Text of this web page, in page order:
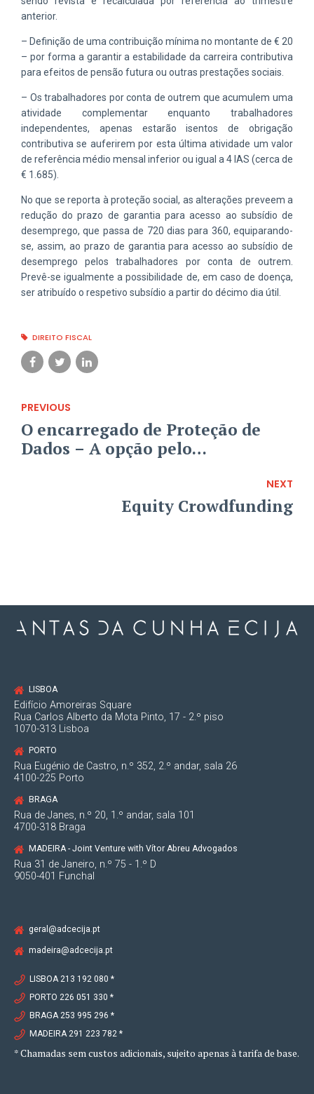
anterior.
– Definição de uma contribuição mínima no montante de € 20
– por forma a garantir a estabilidade da carreira contributiva
para efeitos de pensão futura ou outras prestações sociais.
– Os trabalhadores por conta de outrem que acumulem uma
atividade complementar enquanto trabalhadores
independentes, apenas estarão isentos de obrigação
contributiva se auferirem por esta última atividade um valor
de referência médio mensal inferior ou igual a 4 IAS (cerca de
€ 1.685).
No que se reporta à proteção social, as alterações preveem a
redução do prazo de garantia para acesso ao subsídio de
desemprego, que passa de 720 dias para 360, equiparando-
se, assim, ao prazo de garantia para acesso ao subsídio de
desemprego pelos trabalhadores por conta de outrem.
Prevê-se igualmente a possibilidade de, em caso de doença,
ser atribuído o respetivo subsídio a partir do décimo dia útil.
DIREITO FISCAL
PREVIOUS
O encarregado de Proteção de
Dados – A opção pelo
NEXT
Equity Crowdfunding
LISBOA
Edifício Amoreiras Square
Rua Carlos Alberto da Mota Pinto, 17 - 2.º piso
1070-313 Lisboa
PORTO
Rua Eugénio de Castro, n.º 352, 2.º andar, sala 26
4100-225 Porto
BRAGA
Rua de Janes, n.º 20, 1.º andar, sala 101
4700-318 Braga
MADEIRA - Joint Venture with Vítor Abreu Advogados
Rua 31 de Janeiro, n.º 75 - 1.º D
9050-401 Funchal
geral@adcecija.pt
madeira@adcecija.pt
LISBOA 213 192 080 *
PORTO 226 051 330 *
BRAGA 253 995 296 *
MADEIRA 291 223 782 *
* Chamadas sem custos adicionais, sujeito apenas à tarifa de base.